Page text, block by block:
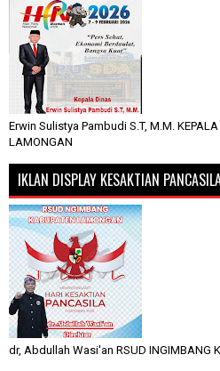
Erwin Sulistya Pambudi S.T, M.M.
LAMONGAN
IKLAN DISPLAY KESAKTIAN
dr, Abdullah Wasi'an RSUD INGIMBANG